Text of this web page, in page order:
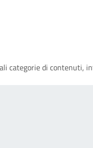
categorie di contenuti,